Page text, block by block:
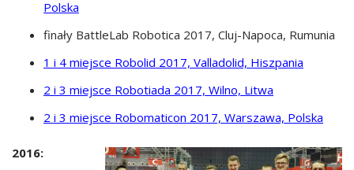
Polska
finały BattleLab Robotica 2017, Cluj-Napoca, Rumunia
1 i 4 miejsce Robolid 2017, Valladolid, Hiszpania
2 i 3 miejsce Robotiada 2017, Wilno, Litwa
2 i 3 miejsce Robomaticon 2017, Warszawa, Polska
2016: